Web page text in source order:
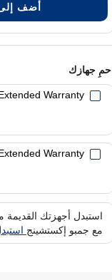
أضف
احمِ جهازك
Warranty
Warranty
استبدل أجهزتك القديمة
مع جمبو إكستشينج